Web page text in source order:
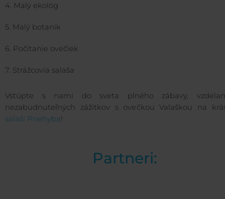
4. Malý ekológ
5. Malý botanik
6. Počítanie ovečiek
7. Strážcovia salaša
Vstúpte s nami do sveta plného zábavy,
nezabudnuteľných zážitkov s ovečkou Valaškou na
salaši Priehyba!
Partneri: